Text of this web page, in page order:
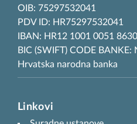
OIB: 75297532041
PDV ID: HR75297532041
IBAN: HR12 1001 0051
BIC (SWIFT) CODE BANKE:
Hrvatska narodna banka
Linkovi